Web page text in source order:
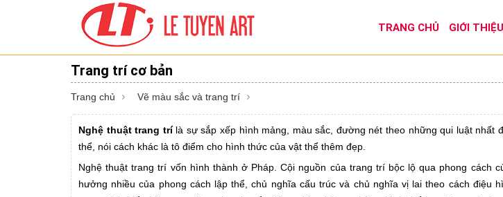
TRANG CHỦ GIỚI THIỆU
Trang trí cơ bản
Trang chủ Vẽ màu sắc và trang trí
Nghệ thuật trang trílà sự sắp xếp hình mảng, màu sắc, đường nét theo những qui luật nhất
thể, nói cách khác là tô điểm cho hình thức của vật thể thêm đẹp.
Nghệ thuật trang trí vốn hình thành ở Pháp. Cội nguồn của trang trí bộc lộ qua phong cách
hưởng nhiều của phong cách lập thể, chủ nghĩa cấu trúc và chủ nghĩa vị lai theo cách điệu